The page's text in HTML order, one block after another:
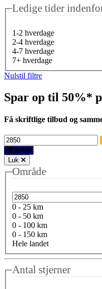
Ledige tider
1-2 hverdage
2-4 hverdage
4-7 hverdage
7+ hverdage
Nulstil filtre
Spar op til 50%*
Få skriftlige tilbud og
Filtre
Luk
Område
0 - 25 km
0 - 50 km
0 - 100 km
0 - 150 km
Hele landet
Antal stjerner